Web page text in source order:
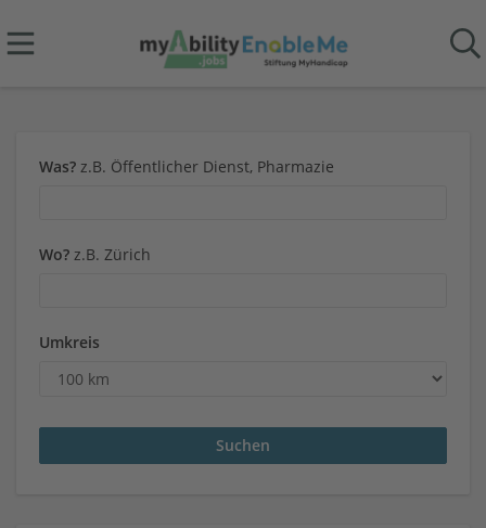
Was? z.B. Öffentlicher Dienst, Pharmazie
Wo? z.B. Zürich
Umkreis